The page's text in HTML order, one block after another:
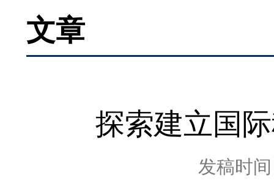
文章
探索建立国
发稿时